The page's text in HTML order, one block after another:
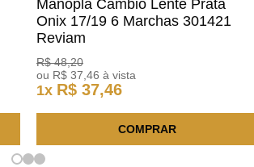
Manopla Cambio Lente Prata
Onix 17/19 6 Marchas 301421
Reviam
R$ 48,20
ou R$ 37 ,46 à vista
1x R$ 37,46
COMPRAR